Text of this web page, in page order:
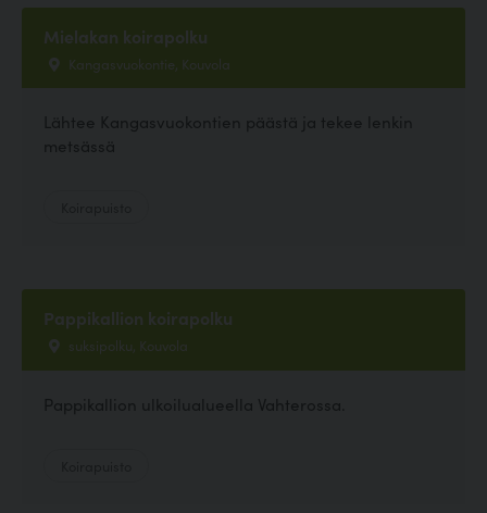
Mielakan koirapolku
Kangasvuokontie, Kouvola
Lähtee Kangasvuokontien päästä ja tekee lenkin
metsässä
Pappikallion koirapolku
suksipolku, Kouvola
Pappikallion ulkoilualueella Vahterossa.